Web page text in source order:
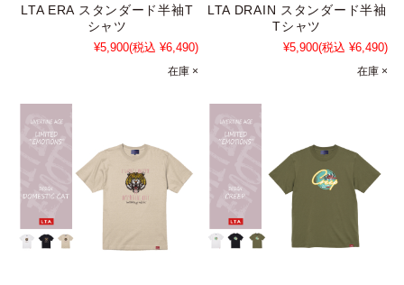
LTA ERA スタンダード半袖T
シャツ
¥5,900(税込 ¥6,490)
在庫 ×
LTA DRAIN スタンダード半袖
Tシャツ
¥5,900(税込 ¥6,490)
在庫 ×